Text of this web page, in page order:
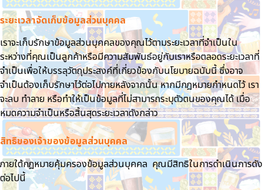
ระยะเวลาจัดเก็บข้อมูลส่วนบุคคล
เราจะเก็บรักษาข้อมูลส่วนบุคคลของคุณไว้ตามระยะเวลาที่จำเป็นใน
ระหว่างที่คุณเป็นลูกค้าหรือมีความสัมพันธ์อยู่กับเราหรือตลอดระยะเวลาที่
จำเป็นเพื่อให้บรรลุวัตถุประสงค์ที่เกี่ยวข้องกับนโยบายฉบับนี้ ซึ่งอาจ
จำเป็นต้องเก็บรักษาไว้ต่อไปภายหลังจากนั้น หากมีกฎหมายกำหนดไว้ เรา
จะลบ ทำลาย หรือทำให้เป็นข้อมูลที่ไม่สามารถระบุตัวตนของคุณได้ เมื่อ
หมดความจำเป็นหรือสิ้นสุดระยะเวลาดังกล่าว
สิทธิของเจ้าของข้อมูลส่วนบุคคล
ภายใต้กฎหมายคุ้มครองข้อมูลส่วนบุคคล คุณมีสิทธิในการดำเนินการดัง
ต่อไปนี้